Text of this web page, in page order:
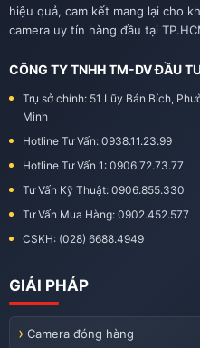
hiệu quả, cam kết mang lại cho
camera uy tín hàng đầu tại
CÔNG TY TNHH TM-DV ĐẦU
Trụ sở chính: 51 Lũy Bán Bích,
Minh
Hotline Tư Vấn: 0938.11.23.99
Hotline Tư Vấn 1: 0906.72.73.77
Tư Vấn Kỹ Thuật: 0906.855.330
Tư Vấn Mua Hàng: 0902.452.577
CSKH: (028) 6688.4949
GIẢI PHÁP
Camera đóng hàng